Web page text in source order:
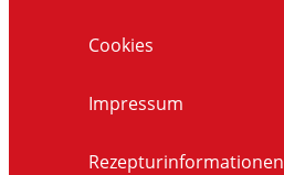
Cookies
Impressum
Rezepturinformationen